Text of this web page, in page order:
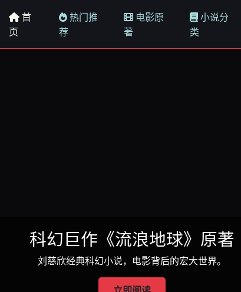
首
页
热门推
荐
电影原
著
小说分
类
巨作《流浪地球》原著
欣经典科幻小说，电影背后的宏大世界。